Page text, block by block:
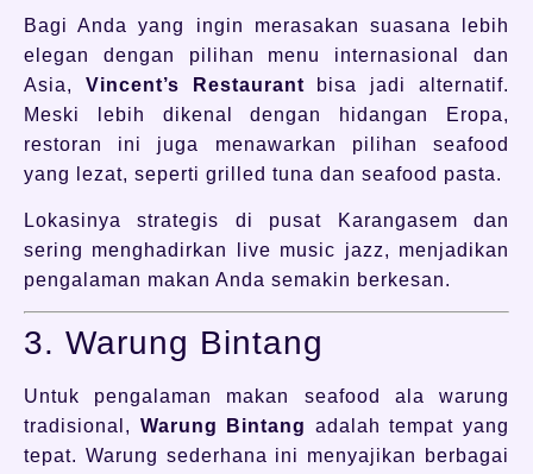
Bagi Anda yang ingin merasakan suasana lebih
elegan dengan pilihan menu internasional dan
Asia, Vincent’s Restaurant bisa jadi alternatif.
Meski lebih dikenal dengan hidangan Eropa,
restoran ini juga menawarkan pilihan seafood
yang lezat, seperti grilled tuna dan seafood pasta.
Lokasinya strategis di pusat Karangasem dan
sering menghadirkan live music jazz, menjadikan
pengalaman makan Anda semakin berkesan.
3. Warung Bintang
Untuk pengalaman makan seafood ala warung
tradisional, Warung Bintang adalah tempat yang
tepat. Warung sederhana ini menyajikan berbagai